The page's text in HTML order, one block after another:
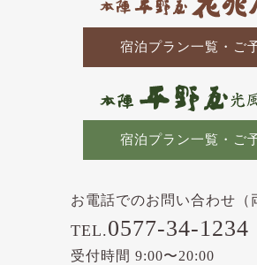
宿泊プラン一覧・ご
宿泊プラン一覧・ご
お電話でのお問い合わせ（
TEL.0577-34-1234
受付時間 9:00〜20:00